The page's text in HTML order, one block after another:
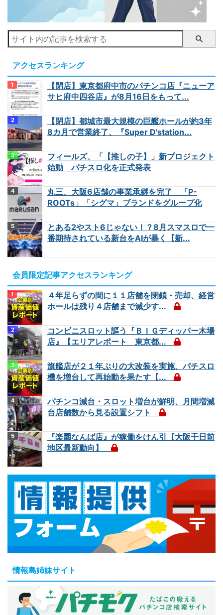
アクセスランキング
【閉店】東京都府中市のパチンコ店『ニューア
サヒ府中四谷店』が8月16日をもって...
【閉店】都城市最大規模の巨艦ホールが約3年
8カ月で営業終了、『Super D'station...
フィールズ、「【推しの子】」新プロジェクト
始動 パチスロ化を正式発表
丸三、大阪6店舗の事業承継を完了 「P-
ROOTs」「シグマ」ブランドをグループ化
とある2やスト6じゃない！？8月スマスロで一
番期待されている新台をAIが暴く【新...
会員限定記事アクセスランキング
４年足らずの間に１１店舗を閉鎖・売却、経営
ホールは残り４店舗まで減少す...
コンビニスロット謳う『ＢＩＧディッパー木場
店』【エリアレポート 東京都...
旗艦店が２１年ぶりの大改装を実施、パチスロ
機を増台して再始動を果たす【...
パチンコ減台・スロット増台が鮮明、月間増減
台店舗数から見る設置シフト
『楽園なんば店』が稼働をけん引【大阪千日前
地区最新動向】
情報島姉妹サイト